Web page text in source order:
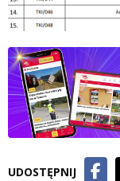
UDOSTĘPNIJ